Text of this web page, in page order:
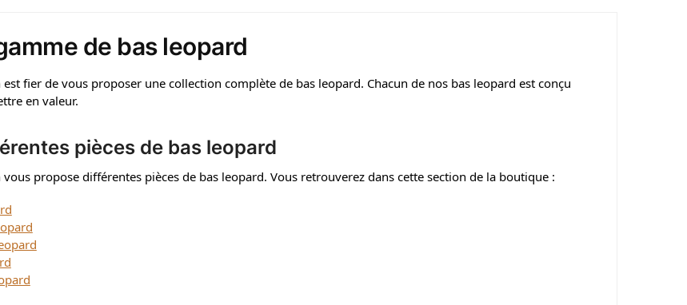
de bas leopard
est fier de vous proposer une collection complète de bas leopard. Chacun de nos bas leopard est conçu
en valeur.
pièces de bas leopard
vous propose différentes pièces de bas leopard. Vous retrouverez dans cette section de la boutique :